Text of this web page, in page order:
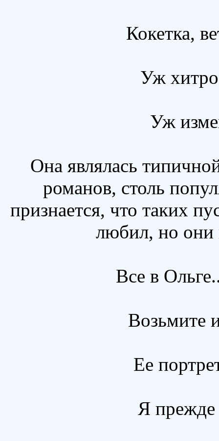
Кокетка,
Уж
Уж
Она являлась
романов, столь
признается, что таких
любил, но они
Все в
Возьмите
Ее
Я прежде